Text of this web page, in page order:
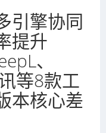
引擎协同
提升
、
等8款工
本核心差